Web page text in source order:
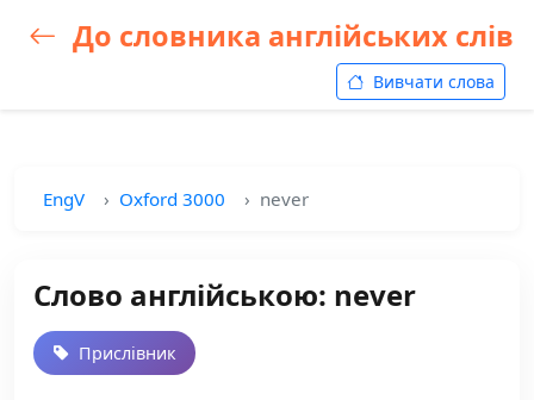
До словника англійських слів
Вивчати слова
EngV Oxford 3000 never
Слово англійською: never
Прислівник